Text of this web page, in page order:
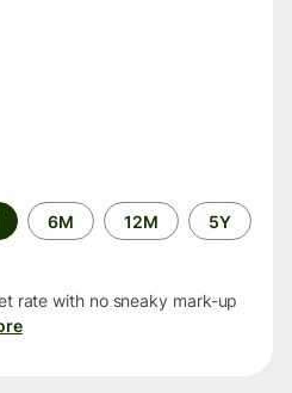
6M 12M 5Y
rate with no sneaky mark-up